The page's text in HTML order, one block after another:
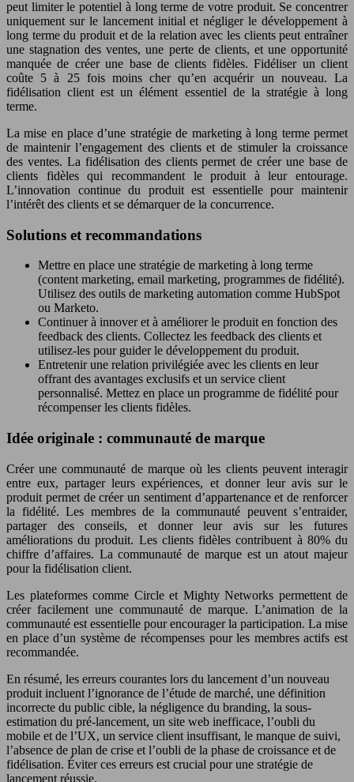
peut limiter le potentiel à long terme de votre produit. Se concentrer
uniquement sur le lancement initial et négliger le développement à
long terme du produit et de la relation avec les clients peut entraîner
une stagnation des ventes, une perte de clients, et une opportunité
manquée de créer une base de clients fidèles. Fidéliser un client
coûte 5 à 25 fois moins cher qu’en acquérir un nouveau. La
fidélisation client est un élément essentiel de la stratégie à long
terme.
La mise en place d’une stratégie de marketing à long terme permet
de maintenir l’engagement des clients et de stimuler la croissance
des ventes. La fidélisation des clients permet de créer une base de
clients fidèles qui recommandent le produit à leur entourage.
L’innovation continue du produit est essentielle pour maintenir
l’intérêt des clients et se démarquer de la concurrence.
Solutions et recommandations
Mettre en place une stratégie de marketing à long terme
(content marketing, email marketing, programmes de fidélité).
Utilisez des outils de marketing automation comme HubSpot
ou Marketo.
Continuer à innover et à améliorer le produit en fonction des
feedback des clients. Collectez les feedback des clients et
utilisez-les pour guider le développement du produit.
Entretenir une relation privilégiée avec les clients en leur
offrant des avantages exclusifs et un service client
personnalisé. Mettez en place un programme de fidélité pour
récompenser les clients fidèles.
Idée originale : communauté de marque
Créer une communauté de marque où les clients peuvent interagir
entre eux, partager leurs expériences, et donner leur avis sur le
produit permet de créer un sentiment d’appartenance et de renforcer
la fidélité. Les membres de la communauté peuvent s’entraider,
partager des conseils, et donner leur avis sur les futures
améliorations du produit. Les clients fidèles contribuent à 80% du
chiffre d’affaires. La communauté de marque est un atout majeur
pour la fidélisation client.
Les plateformes comme Circle et Mighty Networks permettent de
créer facilement une communauté de marque. L’animation de la
communauté est essentielle pour encourager la participation. La mise
en place d’un système de récompenses pour les membres actifs est
recommandée.
En résumé, les erreurs courantes lors du lancement d’un nouveau
produit incluent l’ignorance de l’étude de marché, une définition
incorrecte du public cible, la négligence du branding, la sous-
estimation du pré-lancement, un site web inefficace, l’oubli du
mobile et de l’UX, un service client insuffisant, le manque de suivi,
l’absence de plan de crise et l’oubli de la phase de croissance et de
fidélisation. Éviter ces erreurs est crucial pour une stratégie de
lancement réussie.